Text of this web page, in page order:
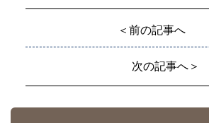
＜前の記事へ
次の記事へ＞